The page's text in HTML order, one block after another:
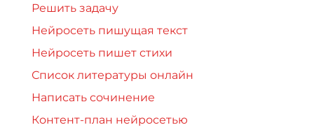
Решить задачу
Нейросеть пишущая текст
Нейросеть пишет стихи
Список литературы онлайн
Написать сочинение
Контент-план нейросетью